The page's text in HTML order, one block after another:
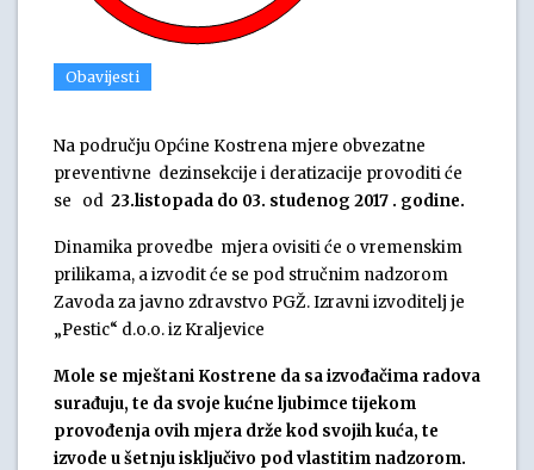
Obavijesti
Na području Općine Kostrena mjere obvezatne
preventivne dezinsekcije i deratizacije provoditi će
se od 23.listopada do 03. studenog 2017 . godine.
Dinamika provedbe mjera ovisiti će o vremenskim
prilikama, a izvodit će se pod stručnim nadzorom
Zavoda za javno zdravstvo PGŽ. Izravni izvoditelj je
„Pestic“ d.o.o. iz Kraljevice
Mole se mještani Kostrene da sa izvođačima radova
surađuju, te da svoje kućne ljubimce tijekom
provođenja ovih mjera drže kod svojih kuća, te
izvode u šetnju isključivo pod vlastitim nadzorom.